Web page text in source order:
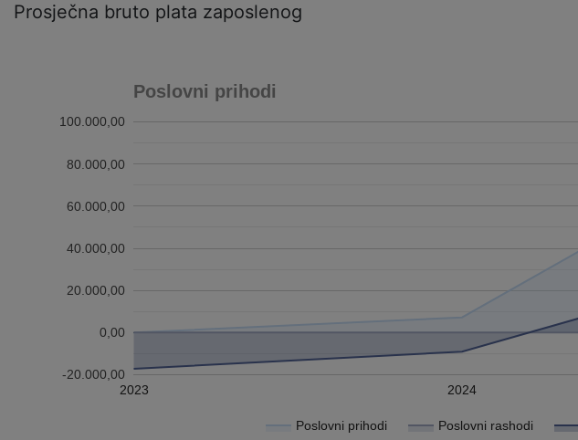
Prosječna bruto plata zaposlenog
Poslovni prihodi
Poslovni prihodi Poslovni rashodi
2023 2024
-20.000,00
0,00
20.000,00
40.000,00
60.000,00
80.000,00
100.000,00